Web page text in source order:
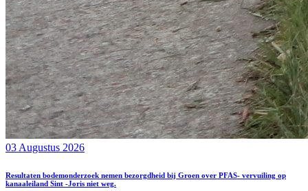
03 Augustus 2026
Resultaten bodemonderzoek nemen bezorgdheid bij Groen over PFAS- vervuiling op
kanaaleiland Sint -Joris niet weg.